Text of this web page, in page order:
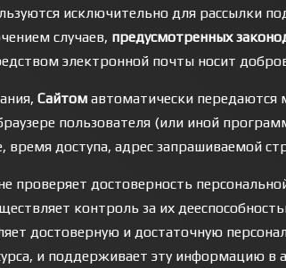
исключительно для рассылки
случаев, предусмотренных
электронной почты носит
Сайтом автоматически передаются
пользователя (или иной
время доступа, адрес запрашиваемой
проверяет достоверность
контроль за их
достоверную и достаточную
и поддерживает эту информацию в